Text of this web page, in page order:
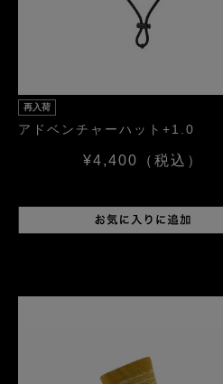
再入荷
アドベンチャーハット+1.0
¥4,400 （税込）